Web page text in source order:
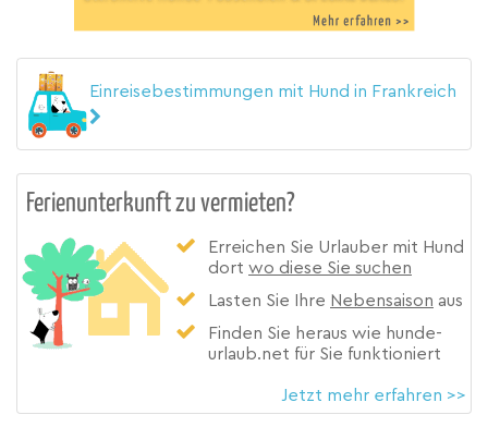
Einreisebestimmungen mit Hund in Frankreich
Ferienunterkunft zu vermieten?
Erreichen Sie Urlauber mit Hund
dort wo diese Sie suchen
Lasten Sie Ihre Nebensaison aus
Finden Sie heraus wie hunde-
urlaub.net für Sie funktioniert
Jetzt mehr erfahren >>